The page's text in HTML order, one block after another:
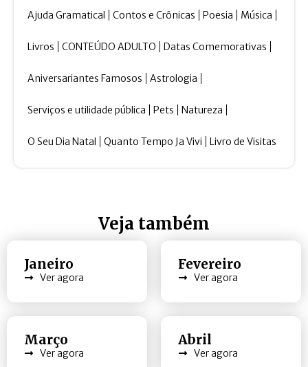
Ajuda Gramatical Contos e Crônicas Poesia Música
Livros CONTEÚDO ADULTO Datas Comemorativas
Aniversariantes Famosos Astrologia
Serviços e utilidade pública Pets Natureza
O Seu Dia Natal Quanto Tempo Ja Vivi Livro de Visitas
Veja também
Janeiro
Ver agora
Fevereiro
Ver agora
Março
Ver agora
Abril
Ver agora